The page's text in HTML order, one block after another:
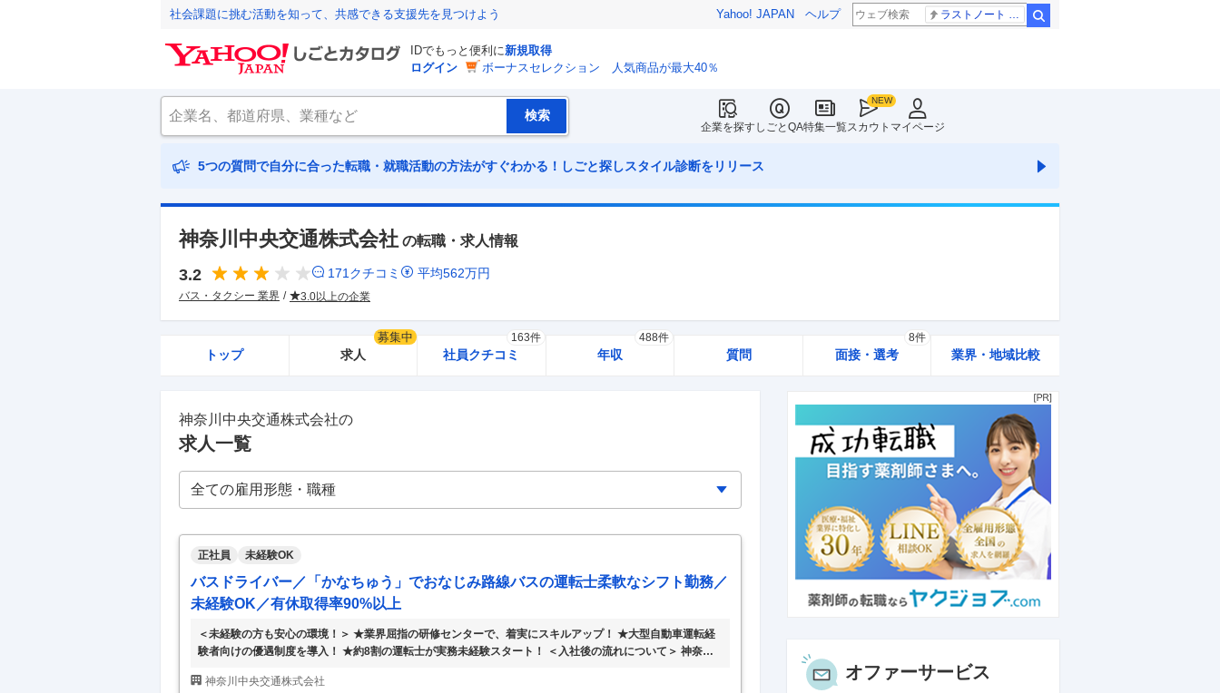
社会課題に挑む活動を知って、共感できる支援先を見つけよう Yahoo! JAPAN ヘルプ
IDでもっと便利に新規取得
ログイン
ボーナスセレクション 人気商品が最大40％
企業を探すしごとQA特集一覧スカウト マイページ
5つの質問で自分に合った転職・就職活動の方法がすぐわかる！しごと探しスタイル診断をリリース
神奈川中央交通株式会社 の転職・求人情報
3.2 171 クチコミ 平均562万円
バス・タクシー 業界 3.0以上の企業
トップ 求人
募集中
社員クチコミ
163件
年収
488件
質問 面接・選考
8件
業界・地域比較
神奈川中央交通株式会社の
求人一覧
正社員 未経験OK
バスドライバー／「かなちゅう」でおなじみ路線バスの運転士柔軟なシフト勤務／
未経験OK／有休取得率90%以上
＜未経験の方も安心の環境！＞ ★業界屈指の研修センターで、着実にスキルアップ！ ★大型自動車運転経
験者向けの優遇制度を導入！ ★約8割の運転士が実務未経験スタート！ ＜入社後の流れについて＞ 神奈川
立ちまで3～4ヶ月かけてフォローするので、未経験の方も安心。ミドル層も活躍中です！ ＜研修の流れに
神奈川中央交通株式会社
オファーサービス